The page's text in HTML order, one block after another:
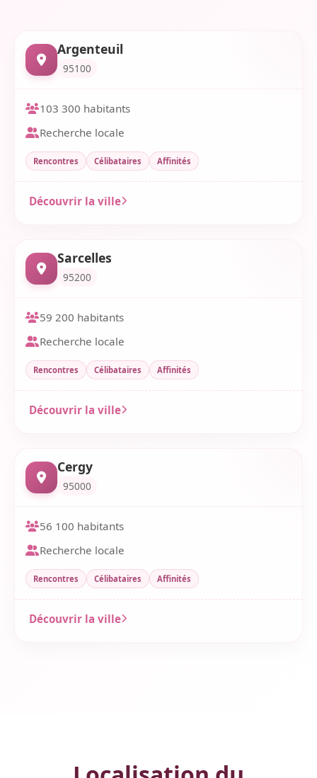
Argenteuil
95100
103 300 habitants
Recherche locale
Rencontres Célibataires Affinités
Découvrir la ville
Sarcelles
95200
59 200 habitants
Recherche locale
Rencontres Célibataires Affinités
Découvrir la ville
Cergy
95000
56 100 habitants
Recherche locale
Rencontres Célibataires Affinités
Découvrir la ville